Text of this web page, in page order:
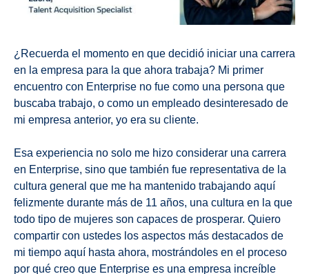
¿Recuerda el momento en que decidió iniciar una carrera
en la empresa para la que ahora trabaja? Mi primer
encuentro con Enterprise no fue como una persona que
buscaba trabajo, o como un empleado desinteresado de
mi empresa anterior, yo era su cliente.
Esa experiencia no solo me hizo considerar una carrera
en Enterprise, sino que también fue representativa de la
cultura general que me ha mantenido trabajando aquí
felizmente durante más de 11 años, una cultura en la que
todo tipo de mujeres son capaces de prosperar. Quiero
compartir con ustedes los aspectos más destacados de
mi tiempo aquí hasta ahora, mostrándoles en el proceso
por qué creo que Enterprise es una empresa increíble